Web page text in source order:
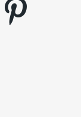
pinterest